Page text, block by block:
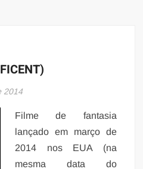
2014
Filme de fantasia
lançado em março de
2014 nos EUA (na
mesma data do